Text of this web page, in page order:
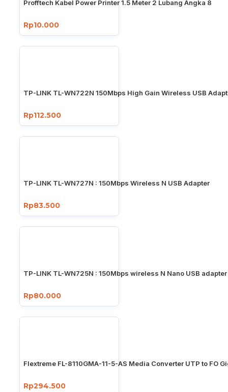
Profftech Kabel Power Printer 1.5 Meter 2 Lubang Angka 8
Rp10.000
TP-LINK TL-WN722N 150Mbps High Gain Wireless USB
Rp112.500
TP-LINK TL-WN727N : 150Mbps Wireless N USB Adapter
Rp83.500
TP-LINK TL-WN725N : 150Mbps wireless N Nano USB adapter
Rp80.000
Flextreme FL-8110GMA-11-5-AS Media Converter UTP to FO
Rp294.500